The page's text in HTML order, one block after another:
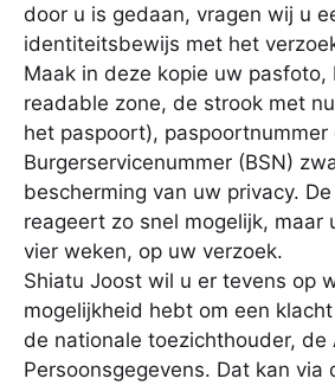
door u is gedaan, vragen wij u
identiteitsbewijs met het
Maak in deze kopie uw pasfoto,
readable zone, de strook met
het paspoort), paspoortnummer
Burgerservicenummer (BSN)
bescherming van uw privacy.
reageert zo snel mogelijk, maar
vier weken, op uw verzoek.
Shiatu Joost wil u er tevens op
mogelijkheid hebt om een
de nationale toezichthouder, de
Persoonsgegevens. Dat kan via